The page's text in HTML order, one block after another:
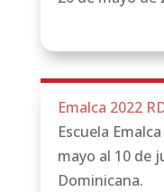
Emalca 2022
Escuela
mayo al 10 de
Dominicana.